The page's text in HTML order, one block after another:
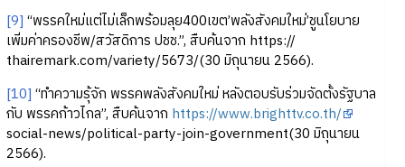
[9] “พรรคใหม่แต่ไม่เล็กพร้อมลุย400เขต’พลังสังคมใหม่’ชูนโยบาย
เพิ่มค่าครองชีพ/สวัสดิการ ปชช.”, สืบค้นจาก https://
thairemark.com/variety/5673/(30 มิถุนายน 2566).
[10] “ทำความรุ้จัก พรรคพลังสังคมใหม่ หลังตอบรับร่วมจัดตั้งรัฐบาล
กับ พรรคก้าวไกล”, สืบค้นจาก https://www.brighttv.co.th/
social-news/political-party-join-government(30 มิถุนายน
2566).